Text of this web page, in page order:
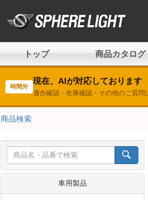
トップ 商品カタログ
時間外
現在、AIが対応しております
適合確認・在庫確認・その他のご質問
商品検索
車用製品